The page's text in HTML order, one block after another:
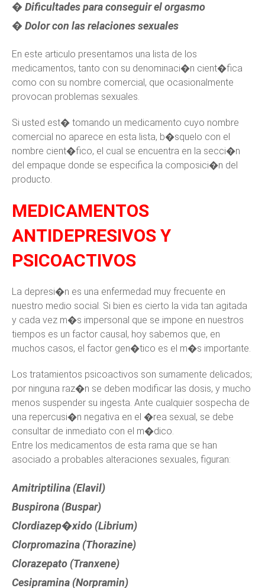
� Dificultades para conseguir el orgasmo
� Dolor con las relaciones sexuales
En este articulo presentamos una lista de los
medicamentos, tanto con su denominaci�n cient�fica
como con su nombre comercial, que ocasionalmente
provocan problemas sexuales.
Si usted est� tomando un medicamento cuyo nombre
comercial no aparece en esta lista, b�squelo con el
nombre cient�fico, el cual se encuentra en la secci�n
del empaque donde se especifica la composici�n del
producto.
MEDICAMENTOS
ANTIDEPRESIVOS Y
PSICOACTIVOS
La depresi�n es una enfermedad muy frecuente en
nuestro medio social. Si bien es cierto la vida tan agitada
y cada vez m�s impersonal que se impone en nuestros
tiempos es un factor causal, hoy sabemos que, en
muchos casos, el factor gen�tico es el m�s importante.
Los tratamientos psicoactivos son sumamente delicados;
por ninguna raz�n se deben modificar las dosis, y mucho
menos suspender su ingesta. Ante cualquier sospecha de
una repercusi�n negativa en el �rea sexual, se debe
consultar de inmediato con el m�dico.
Entre los medicamentos de esta rama que se han
asociado a probables alteraciones sexuales, figuran:
Amitriptilina (Elavil)
Buspirona (Buspar)
Clordiazep�xido (Librium)
Clorpromazina (Thorazine)
Clorazepato (Tranxene)
Cesipramina (Norpramin)